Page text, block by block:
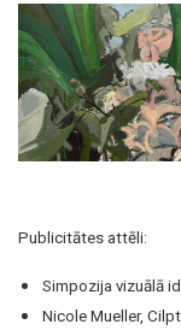
Publicitātes attēli:
Simpozija vizuālā
Nicole Mueller,